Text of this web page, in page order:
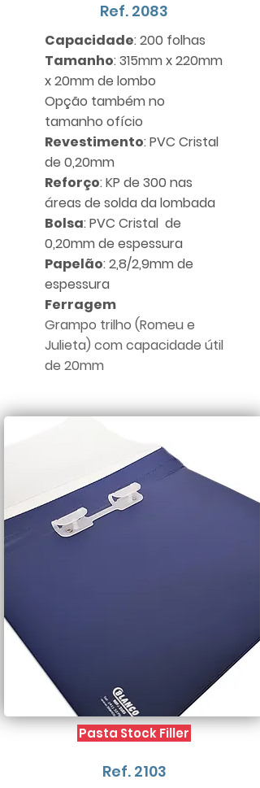
Ref. 2083
Capacidade: 200 folhas
Tamanho: 315mm x 220mm
x 20mm de lombo
Opção também no
tamanho ofício
Revestimento: PVC Cristal
de 0,20mm
Reforço: KP de 300 nas
áreas de solda da lombada
Bolsa: PVC Cristal de
0,20mm de espessura
Papelão: 2,8/2,9mm de
espessura
Ferragem
Grampo trilho (Romeu e
Julieta) com capacidade útil
de 20mm
Pasta Stock Filler
Ref. 2103